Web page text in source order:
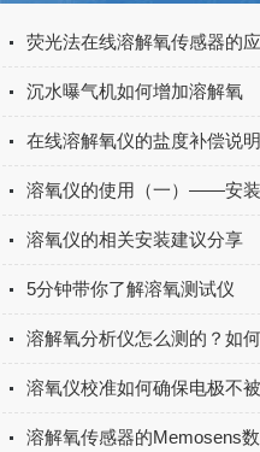
沉水曝气机如何增加溶解氧
在线溶解氧仪的盐度补偿说明
溶氧仪的相关安装建议分享
5分钟带你了解溶氧测试仪